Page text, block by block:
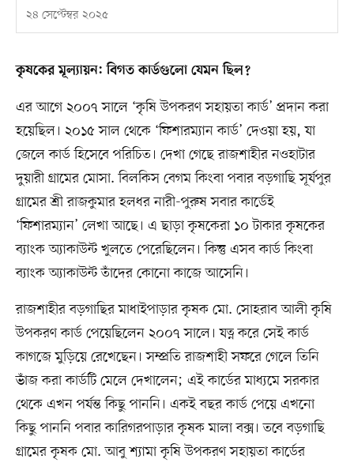
২৪ সেপ্টেম্বর ২০২৫
কৃষকের মূল্যায়ন: বিগত কার্ডগুলো যেমন ছিল?
এর আগে ২০০৭ সালে ‘কৃষি উপকরণ সহায়তা কার্ড’ প্রদান করা
হয়েছিল। ২০১৫ সাল থেকে ‘ফিশারম্যান কার্ড’ দেওয়া হয়, যা
জেলে কার্ড হিসেবে পরিচিত। দেখা গেছে রাজশাহীর নওহাটার
দুয়ারী গ্রামের মোসা. বিলকিস বেগম কিংবা পবার বড়গাছি সূর্যপুর
গ্রামের শ্রী রাজকুমার হলধর নারী-পুরুষ সবার কার্ডেই
‘ফিশারম্যান’ লেখা আছে। এ ছাড়া কৃষকেরা ১০ টাকার কৃষকের
ব্যাংক অ্যাকাউন্ট খুলতে পেরেছিলেন। কিন্তু এসব কার্ড কিংবা
ব্যাংক অ্যাকাউন্ট তাঁদের কোনো কাজে আসেনি।
রাজশাহীর বড়গাছির মাধাইপাড়ার কৃষক মো. সোহরাব আলী কৃষি
উপকরণ কার্ড পেয়েছিলেন ২০০৭ সালে। যত্ন করে সেই কার্ড
কাগজে মুড়িয়ে রেখেছেন। সম্প্রতি রাজশাহী সফরে গেলে তিনি
ভাঁজ করা কার্ডটি মেলে দেখালেন; এই কার্ডের মাধ্যমে সরকার
থেকে এখন পর্যন্ত কিছু পাননি। একই বছর কার্ড পেয়ে এখনো
কিছু পাননি পবার কারিগরপাড়ার কৃষক মালা বক্স। তবে বড়গাছি
গ্রামের কৃষক মো. আবু শ্যামা কৃষি উপকরণ সহায়তা কার্ডের